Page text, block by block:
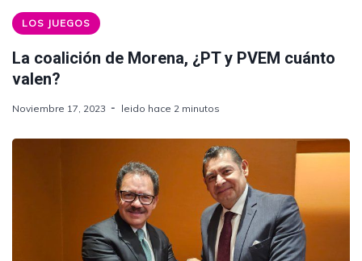
LOS JUEGOS
La coalición de Morena, ¿PT y PVEM cuánto
valen?
Noviembre 17, 2023 leido hace 2 minutos